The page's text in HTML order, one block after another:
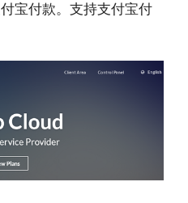
宝付款。支持支付宝付